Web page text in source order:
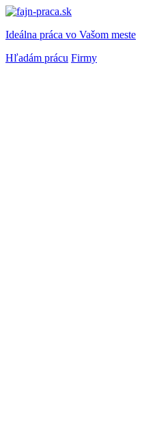
Ideálna práca vo Vašom meste
Hľadám prácu Firmy